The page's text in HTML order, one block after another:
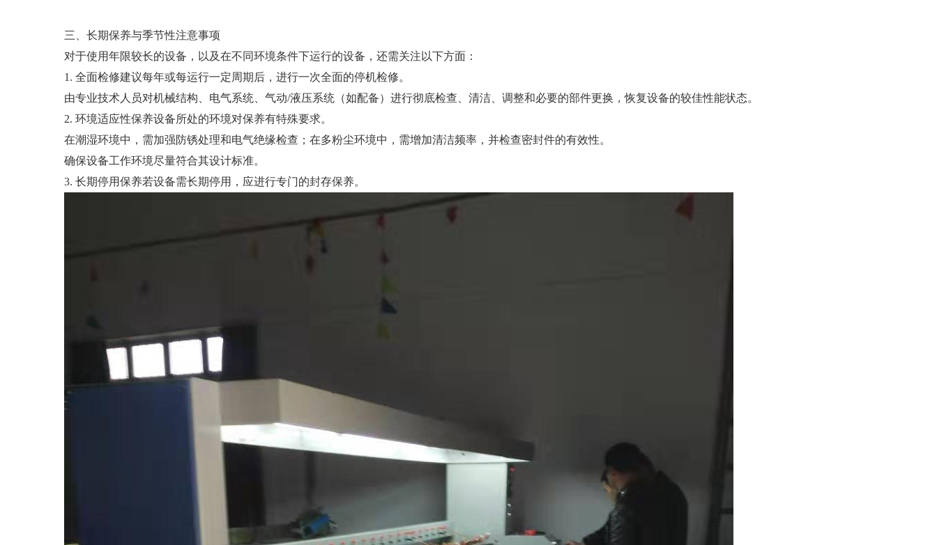
三、长期保养与季节性注意事项
对于使用年限较长的设备，以及在不同环境条件下运行的设备，还需关注以下方面：
1. 全面检修建议每年或每运行一定周期后，进行一次全面的停机检修。
由专业技术人员对机械结构、电气系统、气动/液压系统（如配备）进行彻底检查、清洁、调整和必要的部件更换，恢复设备的较佳性能状态。
2. 环境适应性保养设备所处的环境对保养有特殊要求。
在潮湿环境中，需加强防锈处理和电气绝缘检查；在多粉尘环境中，需增加清洁频率，并检查密封件的有效性。
确保设备工作环境尽量符合其设计标准。
3. 长期停用保养若设备需长期停用，应进行专门的封存保养。